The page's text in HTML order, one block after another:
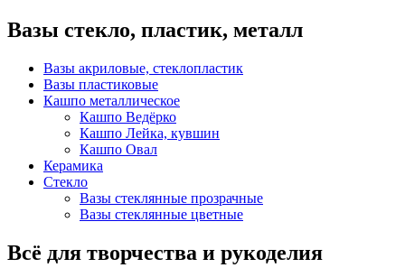
Вазы стекло, пластик, металл
Вазы акриловые, стеклопластик
Вазы пластиковые
Кашпо металлическое
Кашпо Ведёрко
Кашпо Лейка, кувшин
Кашпо Овал
Керамика
Стекло
Вазы стеклянные прозрачные
Вазы стеклянные цветные
Всё для творчества и рукоделия